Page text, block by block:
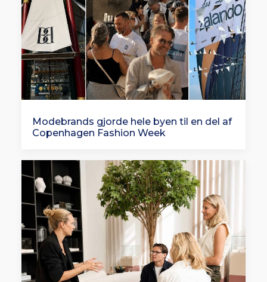
Modebrands gjorde hele byen til en del af
Copenhagen Fashion Week